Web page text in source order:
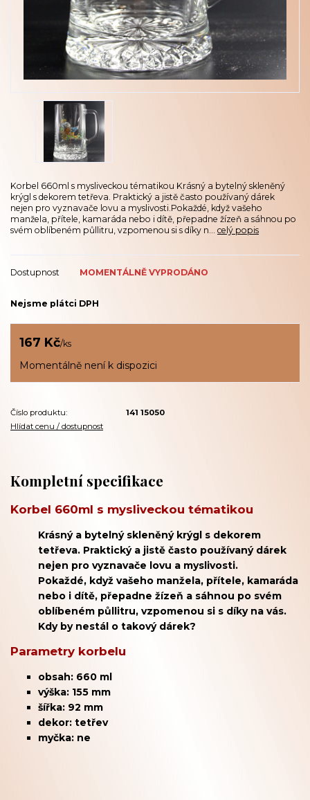
Korbel 660ml s mysliveckou tématikou Krásný a bytelný skleněný
krýgl s dekorem tetřeva. Praktický a jistě často používaný dárek
nejen pro vyznavače lovu a myslivosti.Pokaždé, když vašeho
manžela, přítele, kamaráda nebo i dítě, přepadne žízeň a sáhnou po
svém oblíbeném půllitru, vzpomenou si s díky n... celý popis
Dostupnost MOMENTÁLNĚ VYPRODÁNO
Nejsme plátci DPH
167 Kč/ks
Momentálně není k dispozici
Číslo produktu:
141 15050
Hlídat cenu / dostupnost
Kompletní specifikace
Korbel 660ml s mysliveckou tématikou
Krásný a bytelný skleněný krýgl s dekorem
tetřeva. Praktický a jistě často používaný dárek
nejen pro vyznavače lovu a myslivosti.
Pokaždé, když vašeho manžela, přítele, kamaráda
nebo i dítě, přepadne žízeň a sáhnou po svém
oblíbeném půllitru, vzpomenou si s díky na vás.
Kdy by nestál o takový dárek?
Parametry korbelu
obsah: 660 ml
výška: 155 mm
šířka: 92 mm
dekor: tetřev
myčka: ne